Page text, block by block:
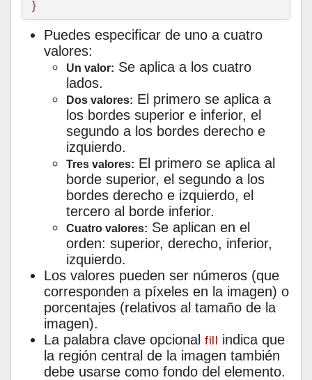
Puedes especificar de uno a cuatro
valores:
Un valor: Se aplica a los cuatro
lados.
Dos valores: El primero se aplica a
los bordes superior e inferior, el
segundo a los bordes derecho e
izquierdo.
Tres valores: El primero se aplica al
borde superior, el segundo a los
bordes derecho e izquierdo, el
tercero al borde inferior.
Cuatro valores: Se aplican en el
orden: superior, derecho, inferior,
izquierdo.
Los valores pueden ser números (que
corresponden a píxeles en la imagen) o
porcentajes (relativos al tamaño de la
imagen).
La palabra clave opcional fill indica que
la región central de la imagen también
debe usarse como fondo del elemento.